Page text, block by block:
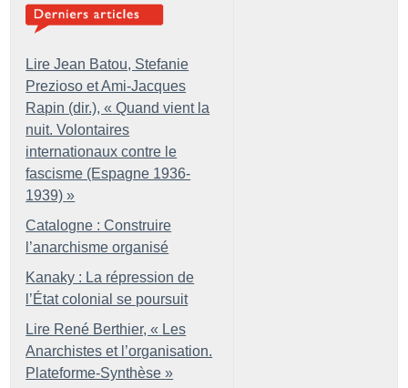
Lire Jean Batou, Stefanie
Prezioso et Ami-Jacques
Rapin (dir.), « Quand vient la
nuit. Volontaires
internationaux contre le
fascisme (Espagne 1936-
1939) »
Catalogne : Construire
l’anarchisme organisé
Kanaky : La répression de
l’État colonial se poursuit
Lire René Berthier, « Les
Anarchistes et l’organisation.
Plateforme-Synthèse »